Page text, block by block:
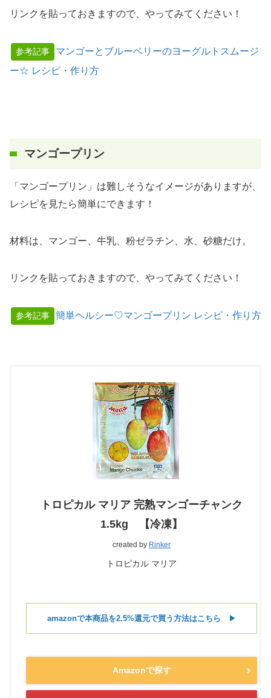
リンクを貼っておきますので、やってみてください！
参考記事
マンゴーとブルーベリーのヨーグルトスムージ
ー☆ レシピ・作り方
マンゴープリン
「マンゴープリン」は難しそうなイメージがありますが、
レシピを見たら簡単にできます！
材料は、マンゴー、牛乳、粉ゼラチン、水、砂糖だけ。
リンクを貼っておきますので、やってみてください！
参考記事 簡単ヘルシー♡マンゴープリン レシピ・作り方
トロピカル マリア 完熟マンゴーチャンク
1.5kg 【冷凍】
created by Rinker
トロピカル マリア
amazonで本商品を2.5%還元で買う方法はこちら ▶︎
Amazonで探す